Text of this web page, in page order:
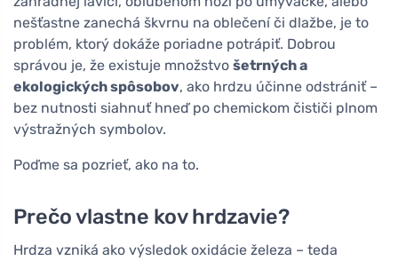
nešťastne zanechá škvrnu na oblečení či dlažbe, je to
problém, ktorý dokáže poriadne potrápiť. Dobrou
správou je, že existuje množstvo šetrných a
ekologických spôsobov, ako hrdzu účinne odstrániť –
bez nutnosti siahnuť hneď po chemickom čističi plnom
výstražných symbolov.
Poďme sa pozrieť, ako na to.
Prečo vlastne kov hrdzavie?
Hrdza vzniká ako výsledok oxidácie železa – teda